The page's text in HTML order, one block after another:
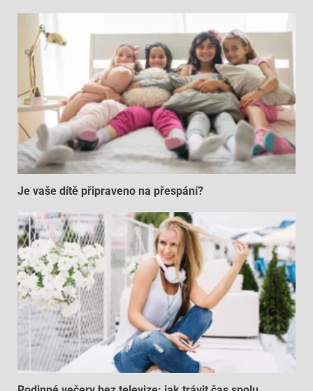
Je vaše dítě připraveno na přespání?